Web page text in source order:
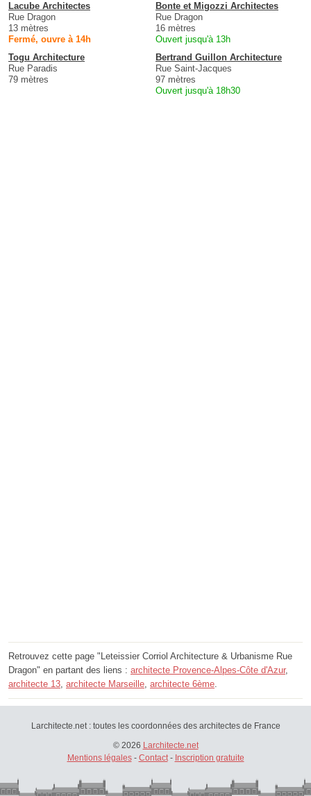
Lacube Architectes
Rue Dragon
13 mètres
Fermé, ouvre à 14h
Bonte et Migozzi Architectes
Rue Dragon
16 mètres
Ouvert jusqu'à 13h
Togu Architecture
Rue Paradis
79 mètres
Bertrand Guillon Architecture
Rue Saint-Jacques
97 mètres
Ouvert jusqu'à 18h30
Retrouvez cette page "Leteissier Corriol Architecture & Urbanisme Rue
Dragon" en partant des liens : architecte Provence-Alpes-Côte d'Azur,
architecte 13, architecte Marseille, architecte 6ème.
Larchitecte.net : toutes les coordonnées des architectes de France
© 2026 Larchitecte.net
Mentions légales- Contact- Inscription gratuite